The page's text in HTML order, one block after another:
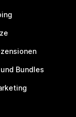
Bundles